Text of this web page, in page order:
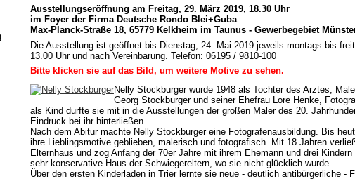
Ausstellungseröffnung am Freitag, 29. März 2019, 18.30 Uhr
im Foyer der Firma Deutsche Rondo Blei+Guba
Max-Planck-Straße 18, 65779 Kelkheim im Taunus - Gewerbegebiet
Die Ausstellung ist geöffnet bis Dienstag, 24. Mai 2019 jeweils montags bis
13.00 Uhr und nach Vereinbarung. Telefon: 06195 / 9810-100
Bitte klicken sie auf das Bild, um weitere Motive zu sehen.
Nelly Stockburger wurde 1948 als Tochter des Arztes,
Georg Stockburger und seiner Ehefrau Lore Henke,
als Kind durfte sie mit in die Ausstellungen der großen Maler des 20.
Eindruck bei ihr hinterließen.
Nach dem Abitur machte Nelly Stockburger eine Fotografenausbildung. Bis
ihre Lieblingsmotive geblieben, malerisch und fotografisch. Mit 18 Jahren
Elternhaus und zog Anfang der 70er Jahre mit ihrem Ehemann und drei
sehr konservative Haus der Schwiegereltern, wo sie nicht glücklich wurde.
Über den ersten Kinderladen in Trier lernte sie neue - deutlich antibürgerliche -